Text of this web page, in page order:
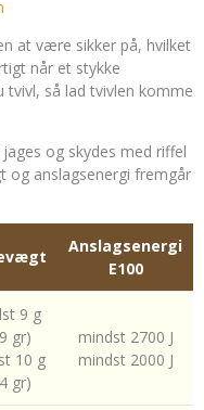
at være sikker på, hvilket
når et stykke
så lad tvivlen komme
jages og skydes med riffel
og anslagsenergi fremgår
Anslagsenergi
E100
9 g
gr)
10 g
gr)
mindst 2700 J
mindst 2000 J